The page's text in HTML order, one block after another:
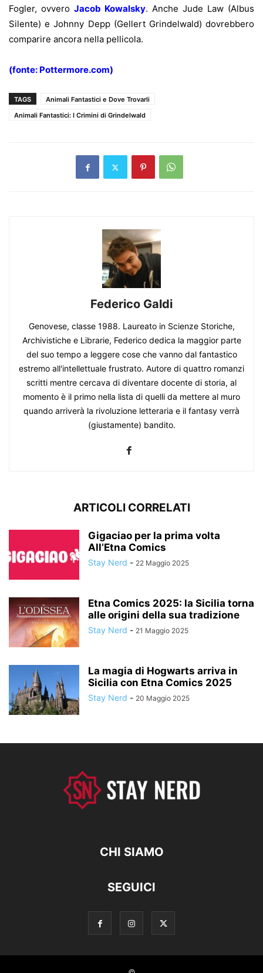
Fogler, ovvero Jacob Kowalsky. Anche Jude Law (Albus
Silente) e Johnny Depp (Gellert Grindelwald) dovrebbero
comparire ancora nella pellicola.
(fonte: Pottermore.com)
TAGS
Animali Fantastici e Dove Trovarli
Animali Fantastici: I Crimini di Grindelwald
Federico Galdi
Genovese, classe 1988. Laureato in Scienze Storiche,
Archivistiche e Librarie, Federico dedica la maggior parte
del suo tempo a leggere cose che vanno dal fantastico
estremo all'intellettuale frustrato. Autore di quattro romanzi
scritti mentre cercava di diventare docente di storia, al
momento è il primo nella lista di quelli da mettere al muro
quando arriverà la rivoluzione letteraria e il fantasy verrà
(giustamente) bandito.
ARTICOLI CORRELATI
Gigaciao per la prima volta
All’Etna Comics
Stay Nerd - 22 Maggio 2025
Etna Comics 2025: la Sicilia torna
alle origini della sua tradizione
Stay Nerd - 21 Maggio 2025
La magia di Hogwarts arriva in
Sicilia con Etna Comics 2025
Stay Nerd - 20 Maggio 2025
CHI SIAMO
SEGUICI